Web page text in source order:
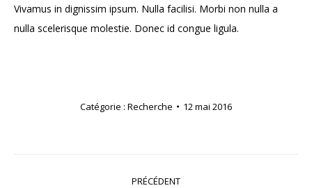
Vivamus in dignissim ipsum. Nulla facilisi. Morbi non nulla a
nulla scelerisque molestie. Donec id congue ligula.
Catégorie : Recherche 12 mai 2016
PRÉCÉDENT